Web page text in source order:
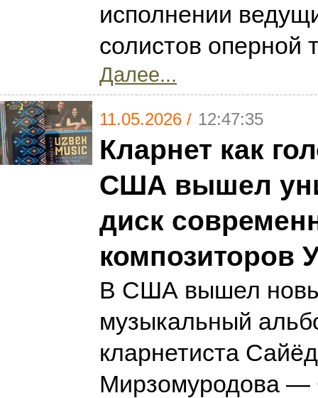
исполнении
солистов оперной
Далее...
11.05.2026 / 12:47:35
Кларнет как
США вышел
диск
композиторов
В США вышел
музыкальный
кларнетиста
Мирзомуродова —